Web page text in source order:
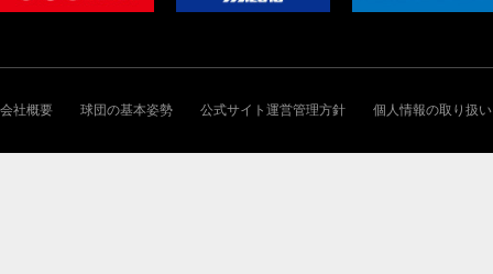
会社概要 球団の基本姿勢 公式サイト運営管理方針 個人情報の取り扱い